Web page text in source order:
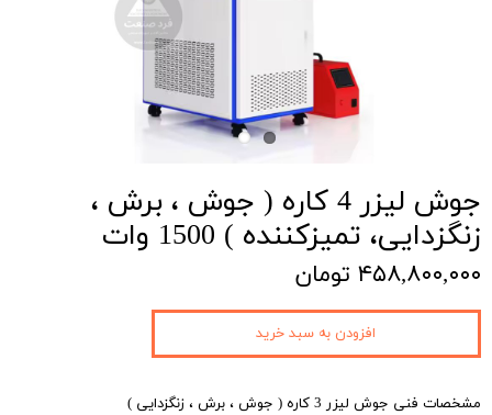
جوش لیزر 4 کاره ( جوش ، برش ،
زنگزدایی، تمیزکننده ) 1500 وات
۴۵۸,۸۰۰,۰۰۰ تومان
مشخصات فنی جوش لیزر 3 کاره ( جوش ، برش ، زنگزدایی )
افزودن به سبد خرید